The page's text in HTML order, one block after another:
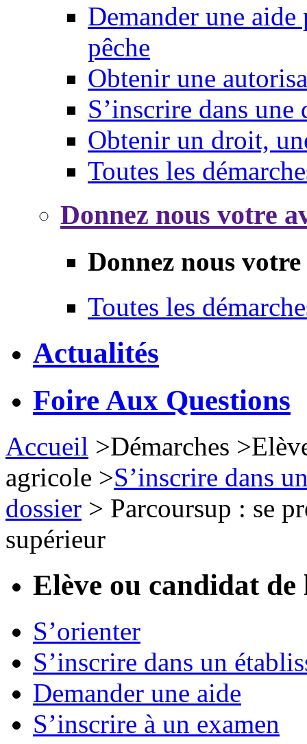
Demander une
pêche
Obtenir une
S’inscrire dans une
Obtenir un droit,
Toutes les
Donnez nous votre
Donnez nous
Toutes les
Actualités
Foire Aux Questions
Accueil >Démarches >
agricole >S’inscrire dans
dossier > Parcoursup : se
supérieur
Elève ou candidat de
S’orienter
S’inscrire dans un
Demander une aide
S’inscrire à un examen